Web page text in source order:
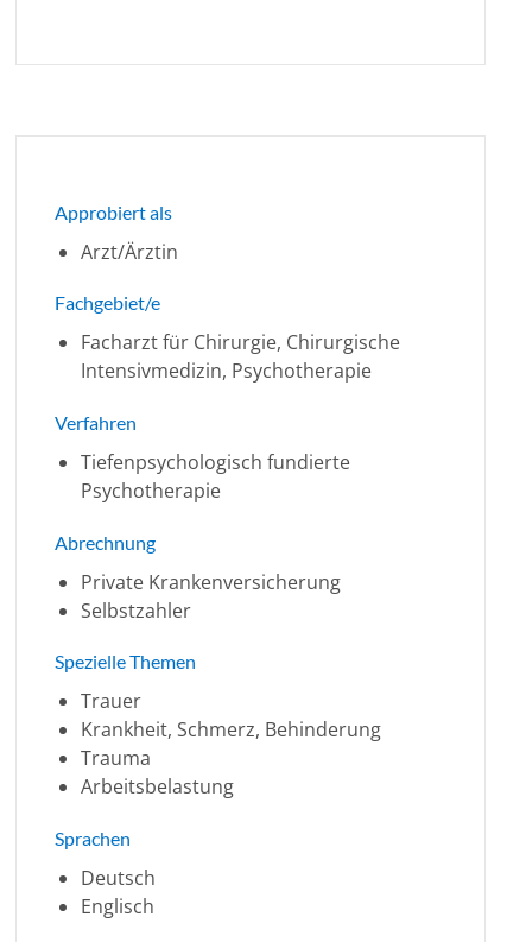
Approbiert als
Arzt/Ärztin
Fachgebiet/e
Facharzt für Chirurgie, Chirurgische
Intensivmedizin, Psychotherapie
Verfahren
Tiefenpsychologisch fundierte
Psychotherapie
Abrechnung
Private Krankenversicherung
Selbstzahler
Spezielle Themen
Trauer
Krankheit, Schmerz, Behinderung
Trauma
Arbeitsbelastung
Sprachen
Deutsch
Englisch